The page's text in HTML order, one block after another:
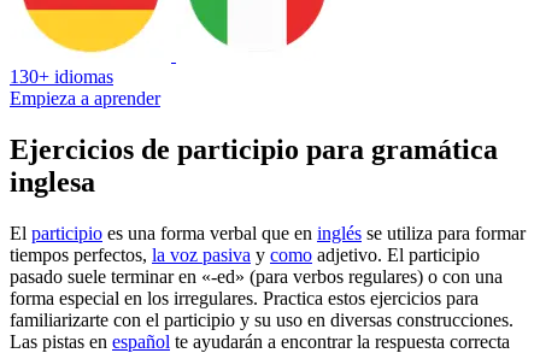
130+ idiomas
Empieza a aprender
Ejercicios de participio para gramática
inglesa
El participio es una forma verbal que en inglés se utiliza para formar
tiempos perfectos, la voz pasiva y como adjetivo. El participio
pasado suele terminar en «-ed» (para verbos regulares) o con una
forma especial en los irregulares. Practica estos ejercicios para
familiarizarte con el participio y su uso en diversas construcciones.
Las pistas en español te ayudarán a encontrar la respuesta correcta